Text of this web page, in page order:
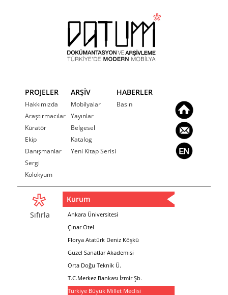
PROJELER
Hakkımızda
Araştırmacılar
Küratör
Ekip
Danışmanlar
Sergi
Kolokyum
ARŞİV
Mobilyalar
Yayınlar
Belgesel
Katalog
Yeni Kitap Serisi
HABERLER
Basın
Sıfırla
Kurum
Ankara Üniversitesi
Çınar Otel
Florya Atatürk Deniz Köşkü
Güzel Sanatlar Akademisi
Orta Doğu Teknik Ü.
T.C.Merkez Bankası İzmir Şb.
Türkiye Büyük Millet Meclisi